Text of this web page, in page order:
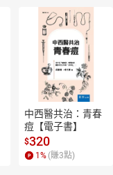
中西醫共治：青春
痘【電子書】
$320
1 % (賺3點)